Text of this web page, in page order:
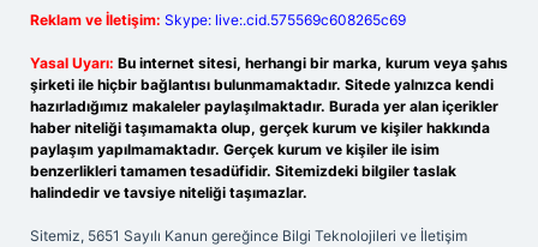
Reklam ve İletişim: Skype: live:.cid.575569c608265c69
Yasal Uyarı: Bu internet sitesi, herhangi bir marka, kurum veya şahıs
şirketi ile hiçbir bağlantısı bulunmamaktadır. Sitede yalnızca kendi
hazırladığımız makaleler paylaşılmaktadır. Burada yer alan içerikler
haber niteliği taşımamakta olup, gerçek kurum ve kişiler hakkında
paylaşım yapılmamaktadır. Gerçek kurum ve kişiler ile isim
benzerlikleri tamamen tesadüfidir. Sitemizdeki bilgiler taslak
halindedir ve tavsiye niteliği taşımazlar.
Sitemiz, 5651 Sayılı Kanun gereğince Bilgi Teknolojileri ve İletişim